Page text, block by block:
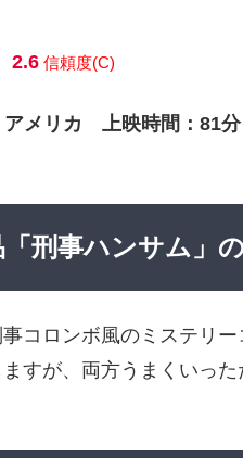
2.6信頼度(C)
メリカ 上映時間：81分
刑事ハンサム」
コロンボ風のミステリ
すが、両方うまくいった